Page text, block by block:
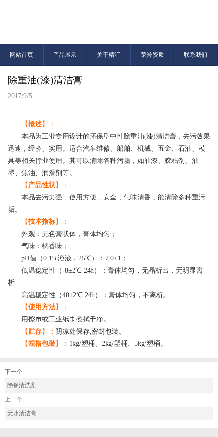
网站首页 产品展示 关于精汇 荣誉资质 联系我们
除重油(漆)清洁膏
2017/9/5
【概述】：
本品为工业专用设计的环保型中性除重油(漆)清洁膏，去污效果
迅速，经济、实用。适合汽车维修、船舶、机械、五金、石油、模
具等相关行业使用。其可以清除各种污垢，如油漆、胶粘剂、油
墨、焦油、润滑剂等。
【 产品性状】：
本品去污力强，使用方便，安全，气味清香，能清除多种重污
垢。
【技术指标】：
外观：无色膏状体，膏体均匀；
气味：橘香味；
pH值（0.1%溶液，25℃）：7.0±1；
低温稳定性（-8±2℃ 24h）：膏体均匀，无晶析出，无明显离
析；
高温稳定性（40±2℃ 24h）：膏体均匀，不离析。
【使用方法】：
用擦布或工业纸巾擦拭干净。
【 贮存】： 阴凉处保存,密封包装。
【规格包装】： 1kg/塑桶、2kg/塑桶、5kg/塑桶。
下一个
除锈清洗剂
上一个
无水清洁膏